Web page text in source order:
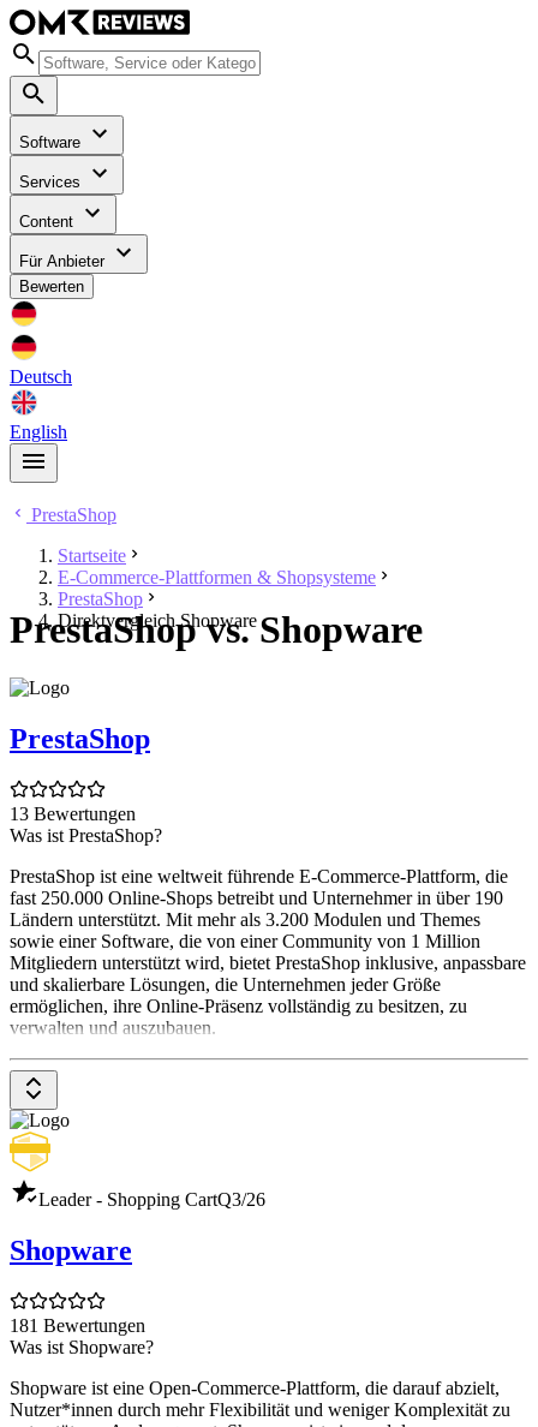
Software
Services
Content
Für Anbieter
Bewerten
Deutsch
English
PrestaShop
Startseite
E-Commerce-Plattformen & Shopsysteme
PrestaShop
Direktvergleich Shopware
PrestaShop vs. Shopware
PrestaShop
13 Bewertungen
Was ist PrestaShop?
PrestaShop ist eine weltweit führende E-Commerce-Plattform, die
fast 250.000 Online-Shops betreibt und Unternehmer in über 190
Ländern unterstützt. Mit mehr als 3.200 Modulen und Themes
sowie einer Software, die von einer Community von 1 Million
Mitgliedern unterstützt wird, bietet PrestaShop inklusive, anpassbare
und skalierbare Lösungen, die Unternehmen jeder Größe
ermöglichen, ihre Online-Präsenz vollständig zu besitzen, zu
verwalten und auszubauen.
Leader - Shopping CartQ3/26
Shopware
181 Bewertungen
Was ist Shopware?
Shopware ist eine Open-Commerce-Plattform, die darauf abzielt,
Nutzer*innen durch mehr Flexibilität und weniger Komplexität zu